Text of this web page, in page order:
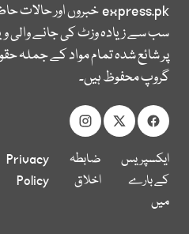
express.pkخبروں اور حالات
سب سے زیادہ وزٹ کی جانے
پر شائع شدہ تمام مواد کے جملہ
گروپ محفوظ ہیں۔
ایکسپریس
کے بارے
میں
ضابطہ
اخلاق
Privacy
Policy